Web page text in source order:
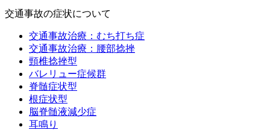
交通事故の症状について
交通事故治療：むち打ち症
交通事故治療：腰部捻挫
頸椎捻挫型
バレリュー症候群
脊髄症状型
根症状型
脳脊髄液減少症
耳鳴り